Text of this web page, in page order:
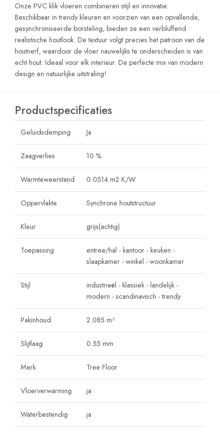
Onze PVC klik vloeren combineren stijl en innovatie.
Beschikbaar in trendy kleuren en voorzien van een opvallende,
gesynchroniseerde borsteling, bieden ze een verbluffend
realistische houtlook. De textuur volgt precies het patroon van de
houtnerf, waardoor de vloer nauwelijks te onderscheiden is van
echt hout. Ideaal voor elk interieur. De perfecte mix van modern
design en natuurlijke uitstraling!
Productspecificaties
Geluidsdemping Ja
Zaagverlies 10 %
Warmteweerstand 0.0514 m2 K/W
Oppervlakte Synchrone houtstructuur
Kleur grijs(achtig)
Toepassing entree/hal - kantoor - keuken -
slaapkamer - winkel - woonkamer
Stijl industrieël - klassiek - landelijk -
modern - scandinavisch -trendy
Pakinhoud 2.085 m²
Slijtlaag 0.55 mm
Merk Tree Floor
Vloerverwarming ja
Waterbestendig ja